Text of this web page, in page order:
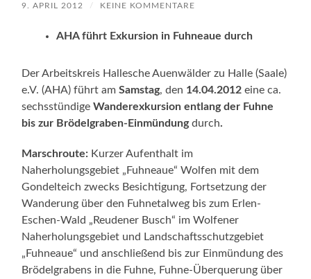
9. APRIL 2012 / KEINE KOMMENTARE
AHA führt Exkursion in Fuhneaue durch
Der Arbeitskreis Hallesche Auenwälder zu Halle (Saale)
e.V. (AHA) führt amSamstag, den 14.04.2012eine ca.
sechsstündigeWanderexkursion entlang der Fuhne
bis zur Brödelgraben-Einmündungdurch.
Marschroute: Kurzer Aufenthalt im
Naherholungsgebiet „Fuhneaue“ Wolfen mit dem
Gondelteich zwecks Besichtigung, Fortsetzung der
Wanderung über den Fuhnetalweg bis zum Erlen-
Eschen-Wald „Reudener Busch“ im Wolfener
Naherholungsgebiet und Landschaftsschutzgebiet
„Fuhneaue“ und anschließend bis zur Einmündung des
Brödelgrabens in die Fuhne, Fuhne-Überquerung über